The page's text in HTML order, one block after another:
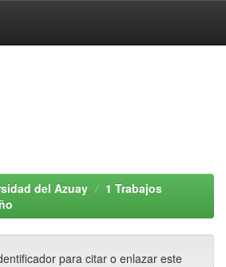
del Azuay
1 Trabajos
para citar o enlazar este